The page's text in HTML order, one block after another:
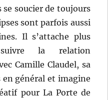
soucier de toujours
sont parfois aussi
Il s’attache plus
la relation
Camille Claudel, sa
général et imagine
pour La Porte de